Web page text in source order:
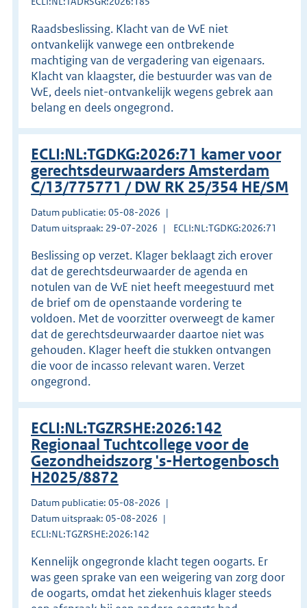
Raadsbeslissing. Klacht van de VvE niet
ontvankelijk vanwege een ontbrekende
machtiging van de vergadering van eigenaars.
Klacht van klaagster, die bestuurder was van de
VvE, deels niet-ontvankelijk wegens gebrek aan
belang en deels ongegrond.
ECLI:NL:TGDKG:2026:71 kamer voor
gerechtsdeurwaarders Amsterdam
C/13/775771 / DW RK 25/354 HE/SM
Datum publicatie: 05-08-2026
Datum uitspraak: 29-07-2026
ECLI:NL:TGDKG:2026:71
Beslissing op verzet. Klager beklaagt zich erover
dat de gerechtsdeurwaarder de agenda en
notulen van de VvE niet heeft meegestuurd met
de brief om de openstaande vordering te
voldoen. Met de voorzitter overweegt de kamer
dat de gerechtsdeurwaarder daartoe niet was
gehouden. Klager heeft die stukken ontvangen
die voor de incasso relevant waren. Verzet
ongegrond.
ECLI:NL:TGZRSHE:2026:142
Regionaal Tuchtcollege voor de
Gezondheidszorg 's-Hertogenbosch
H2025/8872
Datum publicatie: 05-08-2026
Datum uitspraak: 05-08-2026
ECLI:NL:TGZRSHE:2026:142
Kennelijk ongegronde klacht tegen oogarts. Er
was geen sprake van een weigering van zorg door
de oogarts, omdat het ziekenhuis klager steeds